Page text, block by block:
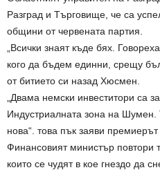
Разград и Търговище, че са
общини от червената партия.
„Всички знаят къде бях.
кого да бъдем единни, срещу
от битието си назад Хюсмен.
„Двама немски инвеститори са
Индустриалната зона на
нова“. това пък заяви
Финансовият министър повтори
които се чудят в кое гнездо да